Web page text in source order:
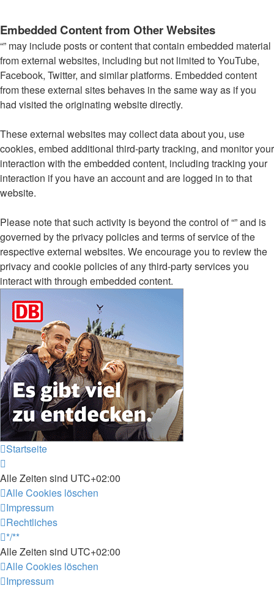
Embedded Content from Other Websites
“” may include posts or content that contain embedded material
from external websites, including but not limited to YouTube,
Facebook, Twitter, and similar platforms. Embedded content
from these external sites behaves in the same way as if you
had visited the originating website directly.
These external websites may collect data about you, use
cookies, embed additional third-party tracking, and monitor your
interaction with the embedded content, including tracking your
interaction if you have an account and are logged in to that
website.
Please note that such activity is beyond the control of “” and is
governed by the privacy policies and terms of service of the
respective external websites. We encourage you to review the
privacy and cookie policies of any third-party services you
interact with through embedded content.
Startseite
Alle Zeiten sind UTC+02:00
Alle Cookies löschen
Impressum
Rechtliches
*/**
Alle Zeiten sind UTC+02:00
Alle Cookies löschen
Impressum